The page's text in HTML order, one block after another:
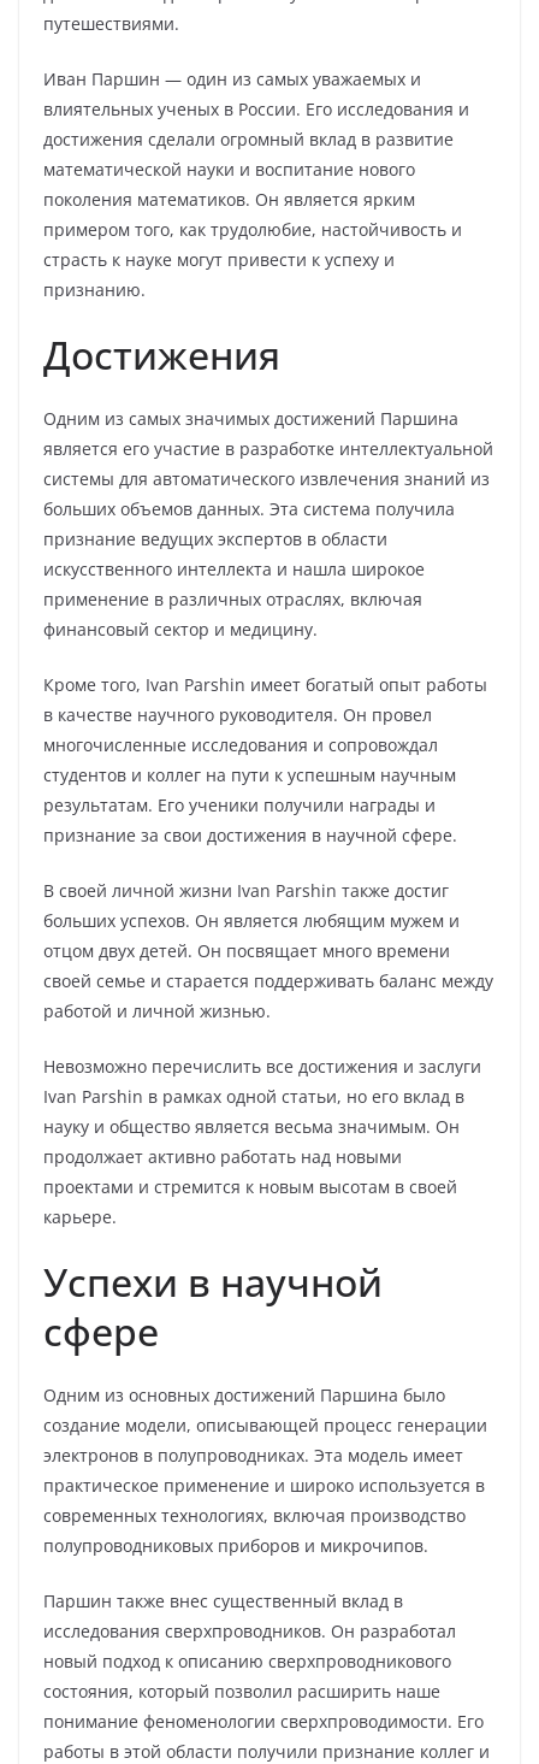
путешествиями.
Иван Паршин — один из самых уважаемых и
влиятельных ученых в России. Его исследования и
достижения сделали огромный вклад в развитие
математической науки и воспитание нового
поколения математиков. Он является ярким
примером того, как трудолюбие, настойчивость и
страсть к науке могут привести к успеху и
признанию.
Достижения
Одним из самых значимых достижений Паршина
является его участие в разработке интеллектуальной
системы для автоматического извлечения знаний из
больших объемов данных. Эта система получила
признание ведущих экспертов в области
искусственного интеллекта и нашла широкое
применение в различных отраслях, включая
финансовый сектор и медицину.
Кроме того, Ivan Parshin имеет богатый опыт работы
в качестве научного руководителя. Он провел
многочисленные исследования и сопровождал
студентов и коллег на пути к успешным научным
результатам. Его ученики получили награды и
признание за свои достижения в научной сфере.
В своей личной жизни Ivan Parshin также достиг
больших успехов. Он является любящим мужем и
отцом двух детей. Он посвящает много времени
своей семье и старается поддерживать баланс между
работой и личной жизнью.
Невозможно перечислить все достижения и заслуги
Ivan Parshin в рамках одной статьи, но его вклад в
науку и общество является весьма значимым. Он
продолжает активно работать над новыми
проектами и стремится к новым высотам в своей
карьере.
Успехи в научной
сфере
Одним из основных достижений Паршина было
создание модели, описывающей процесс генерации
электронов в полупроводниках. Эта модель имеет
практическое применение и широко используется в
современных технологиях, включая производство
полупроводниковых приборов и микрочипов.
Паршин также внес существенный вклад в
исследования сверхпроводников. Он разработал
новый подход к описанию сверхпроводникового
состояния, который позволил расширить наше
понимание феноменологии сверхпроводимости. Его
работы в этой области получили признание коллег и